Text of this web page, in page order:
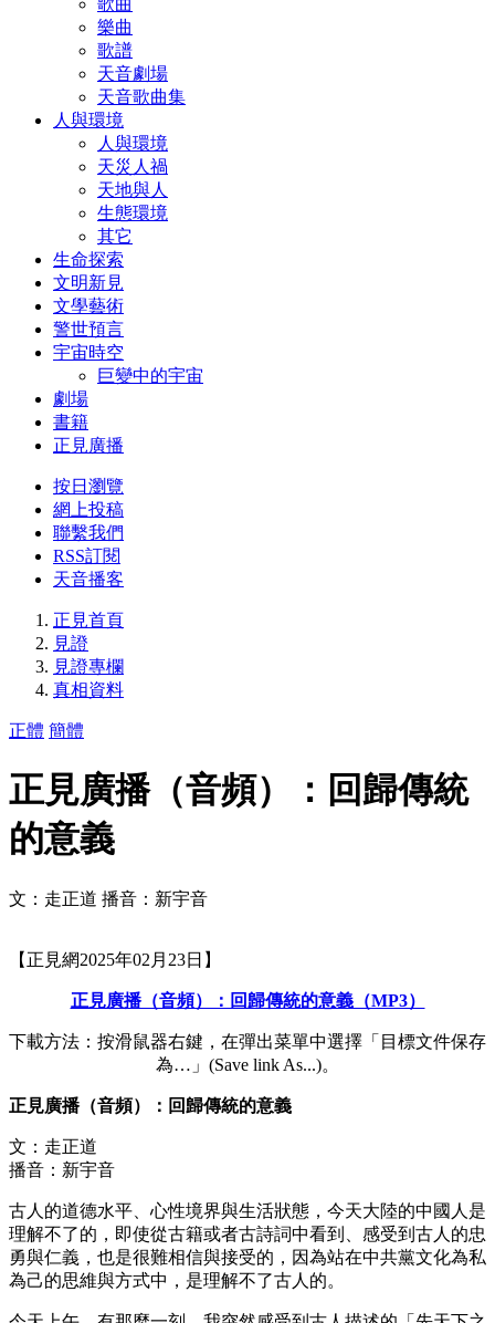
樂曲
歌譜
天音劇場
天音歌曲集
人與環境
人與環境
天災人禍
天地與人
生態環境
其它
生命探索
文明新見
文學藝術
警世預言
宇宙時空
巨變中的宇宙
劇場
書籍
正見廣播
按日瀏覽
網上投稿
聯繫我們
RSS訂閱
天音播客
正見首頁
見證
見證專欄
真相資料
正體 簡體
正見廣播（音頻）：回歸傳統
的意義
文：走正道 播音：新宇音
【正見網2025年02月23日】
正見廣播（音頻）：回歸傳統的意義（MP3）
下載方法：按滑鼠器右鍵，在彈出菜單中選擇「目標文件保存
為…」(Save link As...)。
正見廣播（音頻）：回歸傳統的意義
文：走正道
播音：新宇音
古人的道德水平、心性境界與生活狀態，今天大陸的中國人是
理解不了的，即使從古籍或者古詩詞中看到、感受到古人的忠
勇與仁義，也是很難相信與接受的，因為站在中共黨文化為私
為己的思維與方式中，是理解不了古人的。